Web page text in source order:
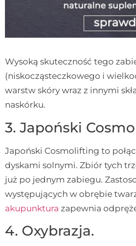
Wysoką skuteczność tego
(niskocząsteczkowego i
warstw skóry wraz z innymi
naskórku.
3. Japoński
Japoński Cosmolifting to
dyskami solnymi. Zbiór tych
już po jednym zabiegu.
występujących w obrębie
akupunktura zapewnia
4. Oxybrazja.